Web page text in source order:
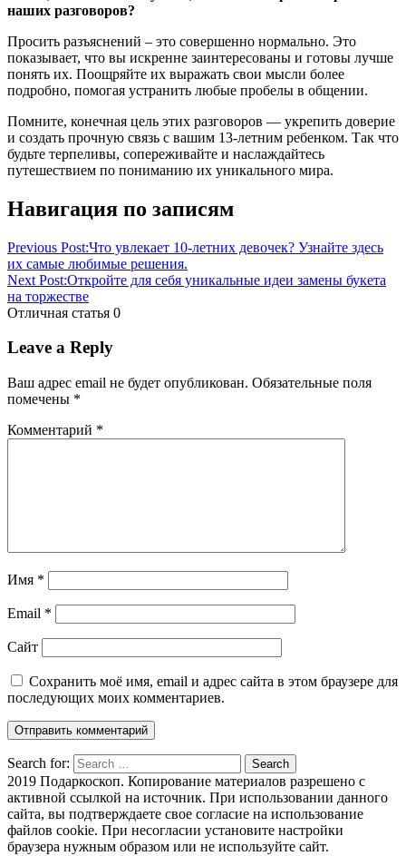
наших разговоров?
Просить разъяснений – это совершенно нормально. Это
показывает, что вы искренне заинтересованы и готовы лучше
понять их. Поощряйте их выражать свои мысли более
подробно, помогая устранить любые пробелы в общении.
Помните, конечная цель этих разговоров — укрепить доверие
и создать прочную связь с вашим 13-летним ребенком. Так что
будьте терпеливы, сопереживайте и наслаждайтесь
путешествием по пониманию их уникального мира.
Навигация по записям
Previous Post:Что увлекает 10-летних девочек? Узнайте здесь
их самые любимые решения.
Next Post:Откройте для себя уникальные идеи замены букета
на торжестве
Отличная статья 0
Leave a Reply
Ваш адрес email не будет опубликован. Обязательные поля
помечены *
Комментарий *
Имя *
Email *
Сайт
Сохранить моё имя, email и адрес сайта в этом браузере для
последующих моих комментариев.
Search for: Search
2019 Подаркоскоп. Копирование материалов разрешено с
активной ссылкой на источник. При использовании данного
сайта, вы подтверждаете свое согласие на использование
файлов cookie. При несогласии установите настройки
браузера нужным образом или не используйте сайт.